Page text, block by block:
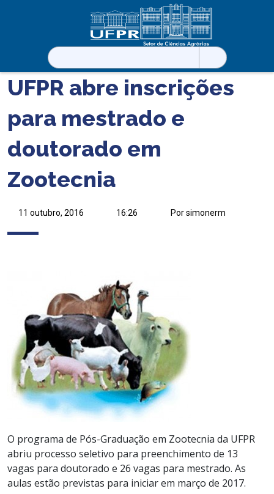
Pesquisar
por:
UFPR abre inscrições
para mestrado e
doutorado em
Zootecnia
11 outubro, 2016 16:26 Por simonerm
O programa de Pós-Graduação em Zootecnia da UFPR
abriu processo seletivo para preenchimento de 13
vagas para doutorado e 26 vagas para mestrado. As
aulas estão previstas para iniciar em março de 2017.